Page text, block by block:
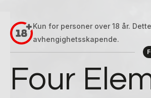
Kun for personer over 18 år.
avhengighetsskapende.
Four